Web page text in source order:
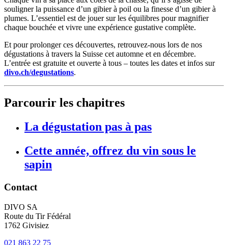
souligner la puissance d’un gibier à poil ou la finesse d’un gibier à
plumes. L’essentiel est de jouer sur les équilibres pour magnifier
chaque bouchée et vivre une expérience gustative complète.
Et pour prolonger ces découvertes, retrouvez-nous lors de nos
dégustations à travers la Suisse cet automne et en décembre.
L’entrée est gratuite et ouverte à tous – toutes les dates et infos sur
divo.ch/degustations.
Parcourir les chapitres
La dégustation pas à pas
Cette année, offrez du vin sous le
sapin
Contact
DIVO SA
Route du Tir Fédéral
1762 Givisiez
021 863 22 75